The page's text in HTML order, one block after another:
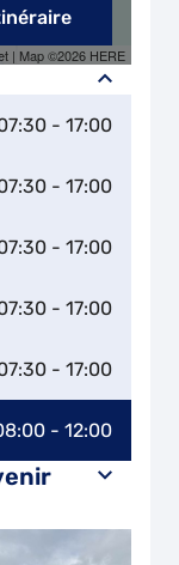
- 17:00
- 17:00
- 17:00
- 17:00
- 17:00
- 12:00
| Map ©2026 HERE